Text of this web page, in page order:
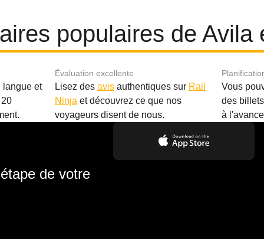
populaires de Avila
langue et
Évaluation excellente
Lisez des avisauthentiques sur Rail
Ninja et découvrez ce que nos
voyageurs disent de nous.
Vous
des
à
de votre